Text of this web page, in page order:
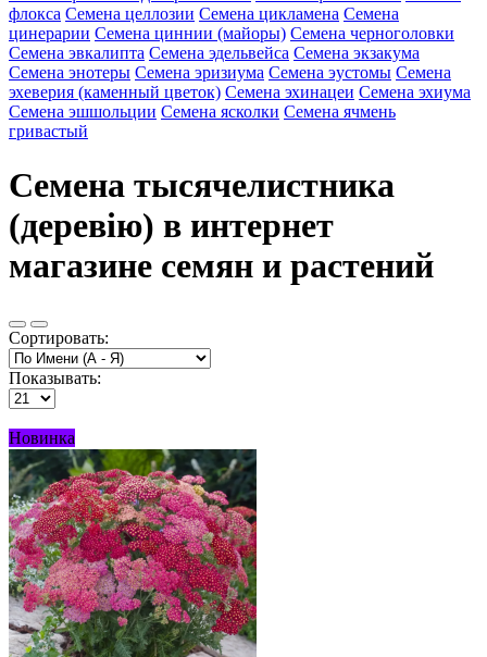
флокса Семена целлозии Семена цикламена Семена
цинерарии Семена циннии (майоры) Семена черноголовки
Семена эвкалипта Семена эдельвейса Семена экзакума
Семена энотеры Семена эризиума Семена эустомы Семена
эхеверия (каменный цветок) Семена эхинацеи Семена эхиума
Семена эшшольции Семена ясколки Семена ячмень
гривастый
Семена тысячелистника
(деревію) в интернет
магазине семян и растений
Сортировать:
Показывать:
Новинка